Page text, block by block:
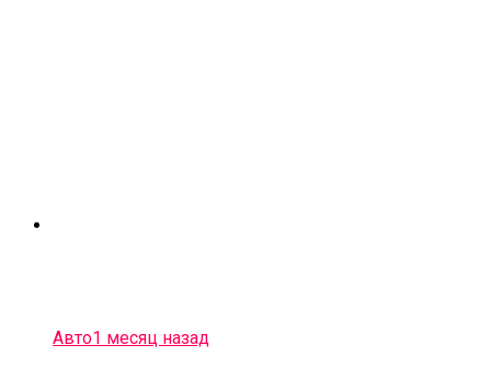
Авто1 месяц назад